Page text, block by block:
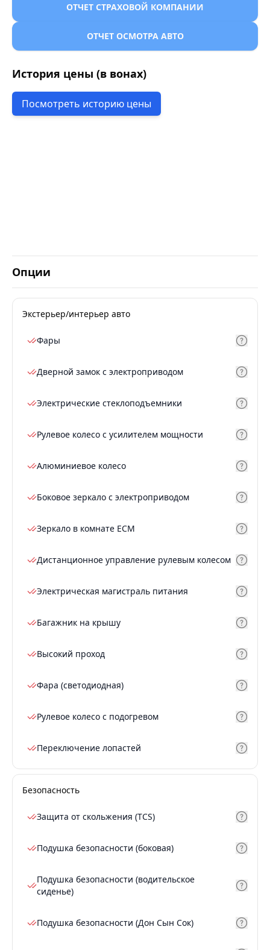
ОТЧЕТ СТРАХОВОЙ КОМПАНИИ
ОТЧЕТ ОСМОТРА АВТО
История цены (в вонах)
Посмотреть историю цены
Опции
Экстерьер/интерьер авто
Фары
Дверной замок с электроприводом
Электрические стеклоподъемники
Рулевое колесо с усилителем мощности
Алюминиевое колесо
Боковое зеркало с электроприводом
Зеркало в комнате ECM
Дистанционное управление рулевым колесом
Электрическая магистраль питания
Багажник на крышу
Высокий проход
Фара (светодиодная)
Рулевое колесо с подогревом
Переключение лопастей
Безопасность
Защита от скольжения (TCS)
Подушка безопасности (боковая)
Подушка безопасности (водительское
сиденье)
Подушка безопасности (Дон Сын Сок)